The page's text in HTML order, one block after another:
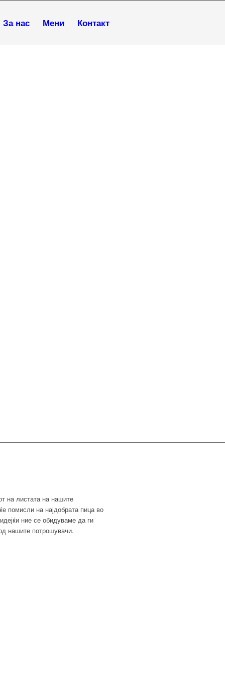
За нас Мени Контакт
на листата на нашите
помисли на најдобрата пица во
ние се обидуваме да ги
нашите потрошувачи.